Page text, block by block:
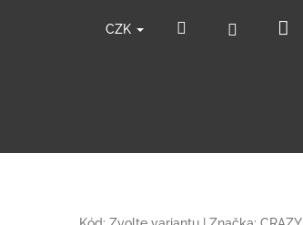
CZK Hledat Přihlášení